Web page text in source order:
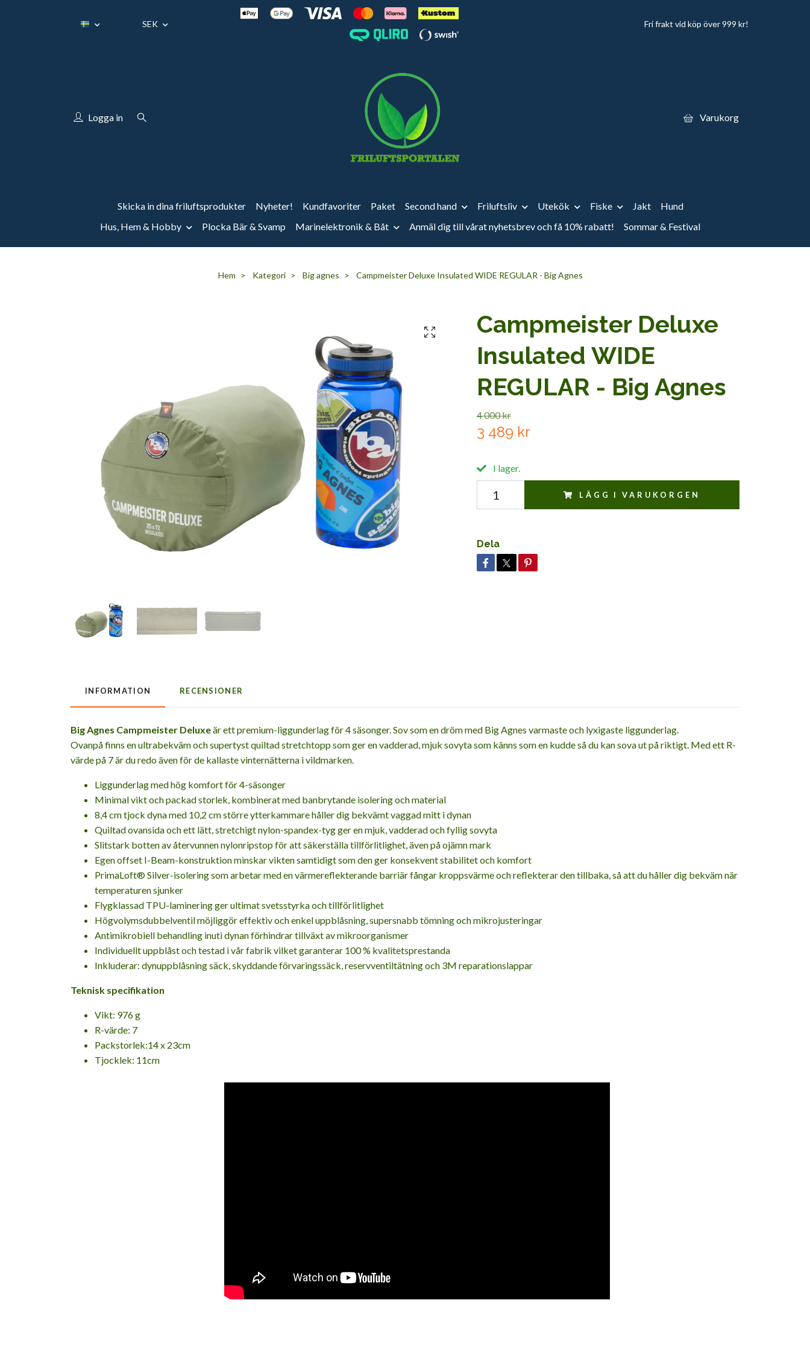
SEK Fri frakt vid köp över 999 kr!
Logga in Varukorg
Skicka in dina friluftsprodukter Nyheter! Kundfavoriter Paket Second hand Friluftsliv Utekök Fiske Jakt
Hund
Hus, Hem & Hobby
Plocka Bär & Svamp Marinelektronik & Båt Anmäl dig till vårat nyhetsbrev och få 10% rabatt! Sommar & Festival
Hem Kategori Big agnes Campmeister Deluxe Insulated WIDE REGULAR - Big Agnes
Campmeister Deluxe
Insulated WIDE
REGULAR - Big Agnes
4 000 kr
3 489 kr
I lager.
LÄGG I VARUKORGEN
Dela
INFORMATION RECENSIONER
Big Agnes Campmeister Deluxeär ett premium-liggunderlag för 4 säsonger. Sov som en dröm med Big Agnes varmaste och lyxigaste liggunderlag.
Ovanpå finns en ultrabekväm och supertyst quiltad stretchtopp som ger en vadderad, mjuk sovyta som känns som en kudde så du kan sova ut på riktigt. Med ett R-
värde på 7 är du redo även för de kallaste vinternätterna i vildmarken.
Liggunderlag med hög komfort för 4-säsonger
Minimal vikt och packad storlek, kombinerat med banbrytande isolering och material
8,4 cm tjock dyna med 10,2 cm större ytterkammare håller dig bekvämt vaggad mitt i dynan
Quiltad ovansida och ett lätt, stretchigt nylon-spandex-tyg ger en mjuk, vadderad och fyllig sovyta
Slitstark botten av återvunnen nylonripstop för att säkerställa tillförlitlighet, även på ojämn mark
Egen offset I-Beam-konstruktion minskar vikten samtidigt som den ger konsekvent stabilitet och komfort
PrimaLoft® Silver-isolering som arbetar med en värmereflekterande barriär fångar kroppsvärme och reflekterar den tillbaka, så att du håller dig bekväm när
temperaturen sjunker
Flygklassad TPU-laminering ger ultimat svetsstyrka och tillförlitlighet
Högvolymsdubbelventil möjliggör effektiv och enkel uppblåsning, supersnabb tömning och mikrojusteringar
Antimikrobiell behandling inuti dynan förhindrar tillväxt av mikroorganismer
Individuellt uppblåst och testad i vår fabrik vilket garanterar 100 % kvalitetsprestanda
Inkluderar: dynuppblåsning säck, skyddande förvaringssäck, reservventiltätning och 3M reparationslappar
Teknisk specifikation
Vikt: 976 g
R-värde: 7
Packstorlek:14 x 23cm
Tjocklek: 11cm